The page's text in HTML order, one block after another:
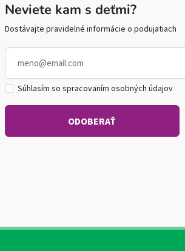
Neviete kam s deťmi?
Dostávajte pravidelné informácie o podujatiach
Súhlasím so spracovaním osobných údajov